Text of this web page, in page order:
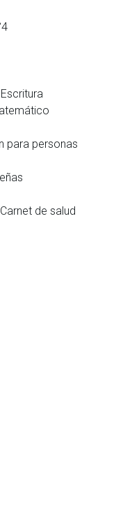
para personas
de salud